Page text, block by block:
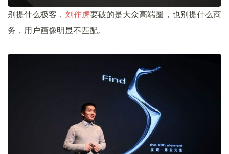
别提什么极客， 刘作虎要破的是大众高端圈，也别提什么商
务，用户画像明显不匹配。